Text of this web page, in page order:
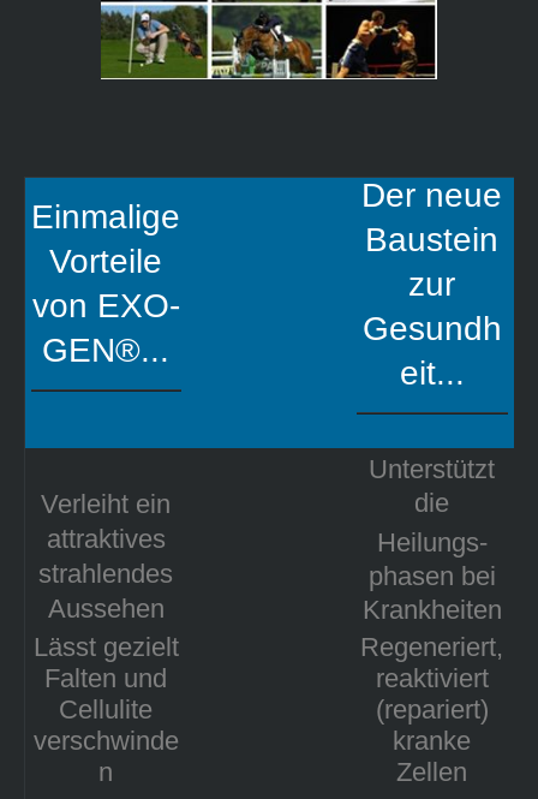
Einmalige
Vorteile
von EXO-
GEN®...
Der neue
Baustein
zur
Gesundh
eit...
Verleiht ein
attraktives
strahlendes
Aussehen
Unterstützt
die
Heilungs-
phasen bei
Krankheiten
Lässt gezielt
Falten und
Cellulite
verschwinde
n
Regeneriert,
reaktiviert
(repariert)
kranke
Zellen